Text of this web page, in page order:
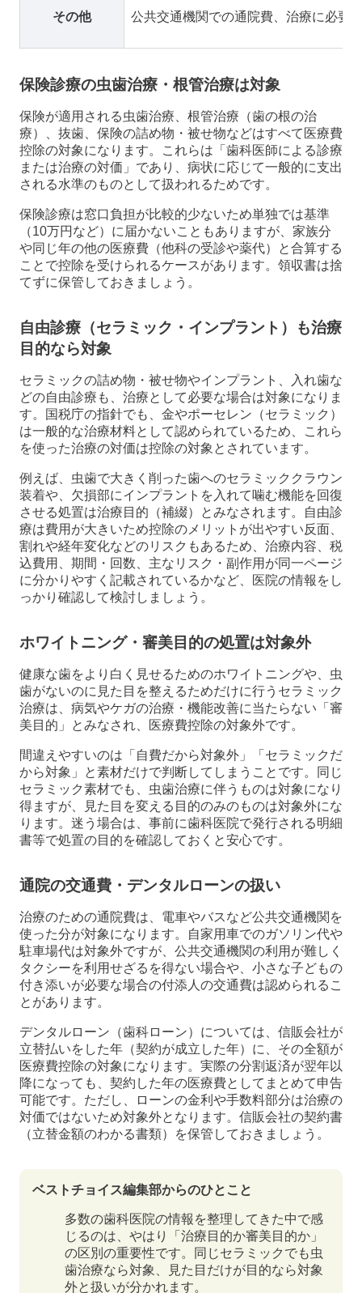
その他 公共交通機関での通院費、治療に必要
保険診療の虫歯治療・根管治療は対象
保険が適用される虫歯治療、根管治療（歯の根の治
療）、抜歯、保険の詰め物・被せ物などはすべて医療費
控除の対象になります。これらは「歯科医師による診療
または治療の対価」であり、病状に応じて一般的に支出
される水準のものとして扱われるためです。
保険診療は窓口負担が比較的少ないため単独では基準
（10万円など）に届かないこともありますが、家族分
や同じ年の他の医療費（他科の受診や薬代）と合算する
ことで控除を受けられるケースがあります。領収書は捨
てずに保管しておきましょう。
自由診療（セラミック・インプラント）も治療
目的なら対象
セラミックの詰め物・被せ物やインプラント、入れ歯な
どの自由診療も、治療として必要な場合は対象になりま
す。国税庁の指針でも、金やポーセレン（セラミック）
は一般的な治療材料として認められているため、これら
を使った治療の対価は控除の対象とされています。
例えば、虫歯で大きく削った歯へのセラミッククラウン
装着や、欠損部にインプラントを入れて噛む機能を回復
させる処置は治療目的（補綴）とみなされます。自由診
療は費用が大きいため控除のメリットが出やすい反面、
割れや経年変化などのリスクもあるため、治療内容、税
込費用、期間・回数、主なリスク・副作用が同一ページ
に分かりやすく記載されているかなど、医院の情報をし
っかり確認して検討しましょう。
ホワイトニング・審美目的の処置は対象外
健康な歯をより白く見せるためのホワイトニングや、虫
歯がないのに見た目を整えるためだけに行うセラミック
治療は、病気やケガの治療・機能改善に当たらない「審
美目的」とみなされ、医療費控除の対象外です。
間違えやすいのは「自費だから対象外」「セラミックだ
から対象」と素材だけで判断してしまうことです。同じ
セラミック素材でも、虫歯治療に伴うものは対象になり
得ますが、見た目を変える目的のみのものは対象外にな
ります。迷う場合は、事前に歯科医院で発行される明細
書等で処置の目的を確認しておくと安心です。
通院の交通費・デンタルローンの扱い
治療のための通院費は、電車やバスなど公共交通機関を
使った分が対象になります。自家用車でのガソリン代や
駐車場代は対象外ですが、公共交通機関の利用が難しく
タクシーを利用せざるを得ない場合や、小さな子どもの
付き添いが必要な場合の付添人の交通費は認められるこ
とがあります。
デンタルローン（歯科ローン）については、信販会社が
立替払いをした年（契約が成立した年）に、その全額が
医療費控除の対象になります。実際の分割返済が翌年以
降になっても、契約した年の医療費としてまとめて申告
可能です。ただし、ローンの金利や手数料部分は治療の
対価ではないため対象外となります。信販会社の契約書
（立替金額のわかる書類）を保管しておきましょう。
ベストチョイス編集部からのひとこと
多数の歯科医院の情報を整理してきた中で感
じるのは、やはり「治療目的か審美目的か」
の区別の重要性です。同じセラミックでも虫
歯治療なら対象、見た目だけが目的なら対象
外と扱いが分かれます。